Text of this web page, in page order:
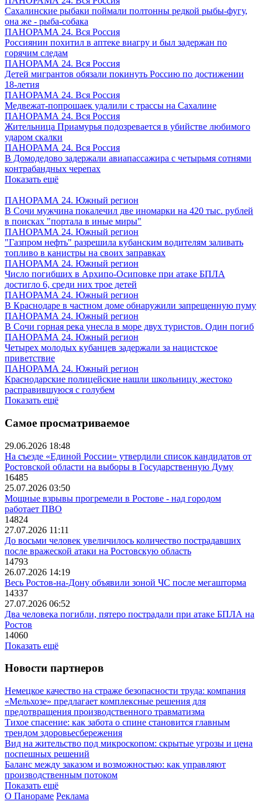
Сахалинские рыбаки поймали полтонны редкой рыбы-фугу,
она же - рыба-собака
ПАНОРАМА 24. Вся Россия
Россиянин похитил в аптеке виагру и был задержан по
горячим следам
ПАНОРАМА 24. Вся Россия
Детей мигрантов обязали покинуть Россию по достижении
18-летия
ПАНОРАМА 24. Вся Россия
Медвежат-попрошаек удалили с трассы на Сахалине
ПАНОРАМА 24. Вся Россия
Жительница Приамурья подозревается в убийстве любимого
ударом скалки
ПАНОРАМА 24. Вся Россия
В Домодедово задержали авиапассажира с четырьмя сотнями
контрабандных черепах
Показать ещё
ПАНОРАМА 24. Южный регион
В Сочи мужчина покалечил две иномарки на 420 тыс. рублей
в поисках "портала в иные миры"
ПАНОРАМА 24. Южный регион
"Газпром нефть" разрешила кубанским водителям заливать
топливо в канистры на своих заправках
ПАНОРАМА 24. Южный регион
Число погибших в Архипо-Осиповке при атаке БПЛА
достигло 6, среди них трое детей
ПАНОРАМА 24. Южный регион
В Краснодаре в частном доме обнаружили запрещенную пуму
ПАНОРАМА 24. Южный регион
В Сочи горная река унесла в море двух туристов. Один погиб
ПАНОРАМА 24. Южный регион
Четырех молодых кубанцев задержали за нацистское
приветствие
ПАНОРАМА 24. Южный регион
Краснодарские полицейские нашли школьницу, жестоко
расправившуюся с голубем
Показать ещё
Самое просматриваемое
29.06.2026 18:48
На съезде «Единой России» утвердили список кандидатов от
Ростовской области на выборы в Государственную Думу
16485
25.07.2026 03:50
Мощные взрывы прогремели в Ростове - над городом
работает ПВО
14824
27.07.2026 11:11
До восьми человек увеличилось количество пострадавших
после вражеской атаки на Ростовскую область
14793
26.07.2026 14:19
Весь Ростов-на-Дону объявили зоной ЧС после мегашторма
14337
27.07.2026 06:52
Два человека погибли, пятеро пострадали при атаке БПЛА на
Ростов
14060
Показать ещё
Новости партнеров
Немецкое качество на страже безопасности труда: компания
«Мельхозе» предлагает комплексные решения для
предотвращения производственного травматизма
Тихое спасение: как забота о спине становится главным
трендом здоровьесбережения
Вид на жительство под микроскопом: скрытые угрозы и цена
поспешных решений
Баланс между заказом и возможностью: как управляют
производственным потоком
Показать ещё
О Панораме Реклама